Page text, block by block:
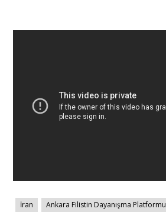
İran Ankara Filistin Dayanışma Platformu